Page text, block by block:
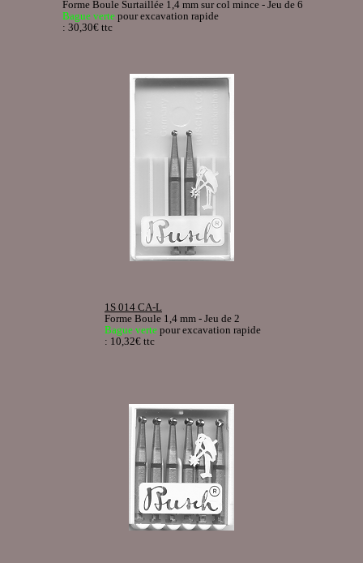
Forme Boule Surtaillée 1,4 mm sur col mince - Jeu de 6
Bague verte pour excavation rapide
: 30,30€ ttc
1S 014 CA-L
Forme Boule 1,4 mm - Jeu de 2
Bague verte pour excavation rapide
: 10,32€ ttc